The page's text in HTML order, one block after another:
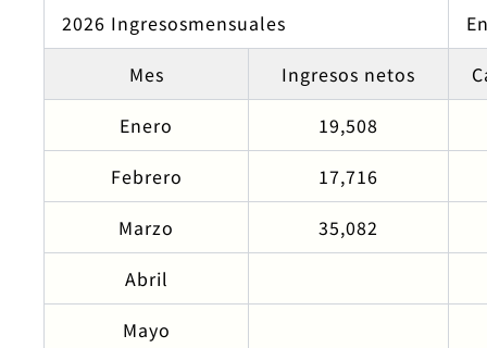
2026 Ingresosmensuales
Mes
Ingresos netos
Enero
19,508
Febrero
17,716
Marzo
35,082
Abril
Mayo